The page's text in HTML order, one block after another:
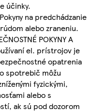
účinky.
Pokyny na predchádzanie
alebo zraneniu.
POKYNY A
el. prístrojov je
opatrenia
spotrebič môžu
fyzickými,
alebo s
ak sú pod dozorom